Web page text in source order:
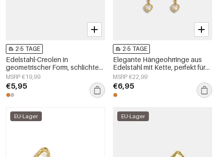
2-5 TAGE
Edelstahl-Creolen in
geometrischer Form, schlichte
Alltags-Serie, Damenschmuck
MSRP €19,99
€5,95
2-5 TAGE
Elegante Hängeohrringe aus
Edelstahl mit Kette, perfekt für
festliche Anlässe und Partys.
Luxuriöse Damenschmuckserie.
MSRP €22,99
€6,95
EU-Lager EU-Lager